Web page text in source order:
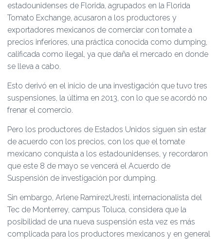
estadounidenses de Florida, agrupados en la Florida
Tomato Exchange, acusaron a los productores y
exportadores mexicanos de comerciar con tomate a
precios inferiores, una práctica conocida como dumping,
calificada como ilegal, ya que daña el mercado en donde
se lleva a cabo.
Esto derivó en el inicio de una investigación que tuvo tres
suspensiones, la última en 2013, con lo que se acordó no
frenar el comercio.
Pero los productores de Estados Unidos siguen sin estar
de acuerdo con los precios, con los que el tomate
mexicano conquista a los estadounidenses, y recordaron
que este 8 de mayo se vencerá el Acuerdo de
Suspensión de investigación por dumping.
Sin embargo, Arlene RamírezUresti, internacionalista del
Tec de Monterrey, campus Toluca, considera que la
posibilidad de una nueva suspensión esta vez es más
complicada para los productores mexicanos y en general